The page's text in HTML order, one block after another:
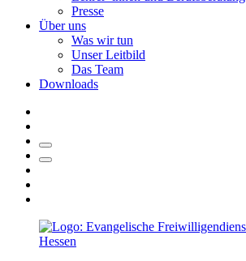
Presse
Über uns
Was wir tun
Unser Leitbild
Das Team
Downloads